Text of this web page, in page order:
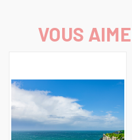
VOUS